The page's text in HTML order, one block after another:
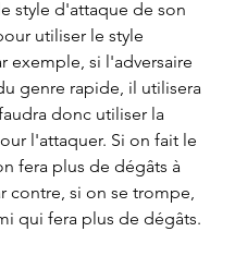
style d'attaque de son
utiliser le style
exemple, si l'adversaire
genre rapide, il utilisera
donc utiliser la
l'attaquer. Si on fait le
fera plus de dégâts à
contre, si on se trompe,
qui fera plus de dégâts.